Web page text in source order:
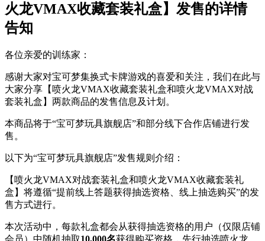
火龙VMAX收藏套装礼盒】发售的详情
告知
各位亲爱的训练家：
感谢大家对宝可梦集换式卡牌游戏的喜爱和关注，我们在此与
大家分享【喷火龙VMAX收藏套装礼盒和喷火龙VMAX对战
套装礼盒】两款商品的发售信息及计划。
本商品将于“宝可梦玩具旗舰店”和部分线下合作店铺进行发
售。
以下为“宝可梦玩具旗舰店”发售规则介绍：
【喷火龙VMAX对战套装礼盒和喷火龙VMAX收藏套装礼
盒】将遵循“提前线上答题获得抽选资格、线上抽选购买”的发
售方式进行。
本次活动中，每款礼盒都会从获得抽选资格的用户（仅限店铺
会员）中随机抽取10,000名获得购买资格，先行抽选喷火龙